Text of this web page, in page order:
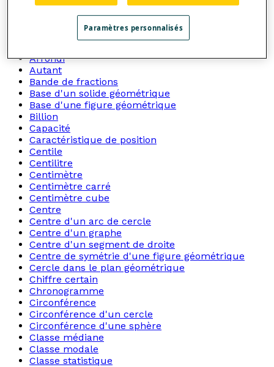
Approximation par estimation
Approximation par troncation
Arrondi
Autant
Bande de fractions
Base d'un solide géométrique
Base d'une figure géométrique
Billion
Capacité
Caractéristique de position
Centile
Centilitre
Centimètre
Centimètre carré
Centimètre cube
Centre
Centre d'un arc de cercle
Centre d'un graphe
Centre d'un segment de droite
Centre de symétrie d'une figure géométrique
Cercle dans le plan géométrique
Chiffre certain
Chronogramme
Circonférence
Circonférence d'un cercle
Circonférence d'une sphère
Classe médiane
Classe modale
Classe statistique
Paramètres personnalisés